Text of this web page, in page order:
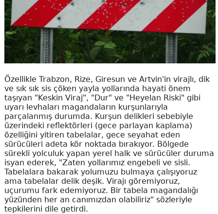
Özellikle Trabzon, Rize, Giresun ve Artvin'in virajlı, dik
ve sık sık sis çöken yayla yollarında hayati önem
taşıyan "Keskin Viraj", "Dur" ve "Heyelan Riski" gibi
uyarı levhaları magandaların kurşunlarıyla
parçalanmış durumda. Kurşun delikleri sebebiyle
üzerindeki reflektörleri (gece parlayan kaplama)
özelliğini yitiren tabelalar, gece seyahat eden
sürücüleri adeta kör noktada bırakıyor. Bölgede
sürekli yolculuk yapan yerel halk ve sürücüler duruma
isyan ederek, "Zaten yollarımız engebeli ve sisli.
Tabelalara bakarak yolumuzu bulmaya çalışıyoruz
ama tabelalar delik deşik. Virajı göremiyoruz,
uçurumu fark edemiyoruz. Bir tabela magandalığı
yüzünden her an canımızdan olabiliriz" sözleriyle
tepkilerini dile getirdi.